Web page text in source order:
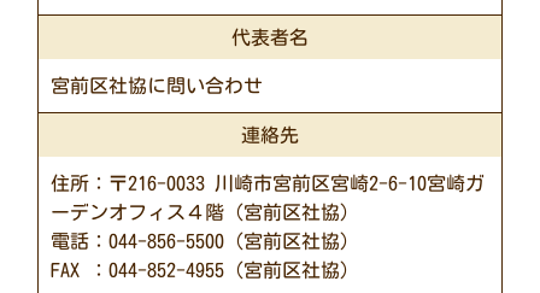
代表者名
宮前区社協に問い合わせ
連絡先
住所：〒216-0033 川崎市宮前区宮崎2-6-10宮崎ガ
ーデンオフィス４階（宮前区社協）
電話：044-856-5500（宮前区社協）
FAX ：044-852-4955（宮前区社協）